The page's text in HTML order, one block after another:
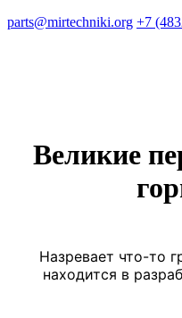
parts@mirtechniki.org +7
Великие
Назревает что-то
находится в